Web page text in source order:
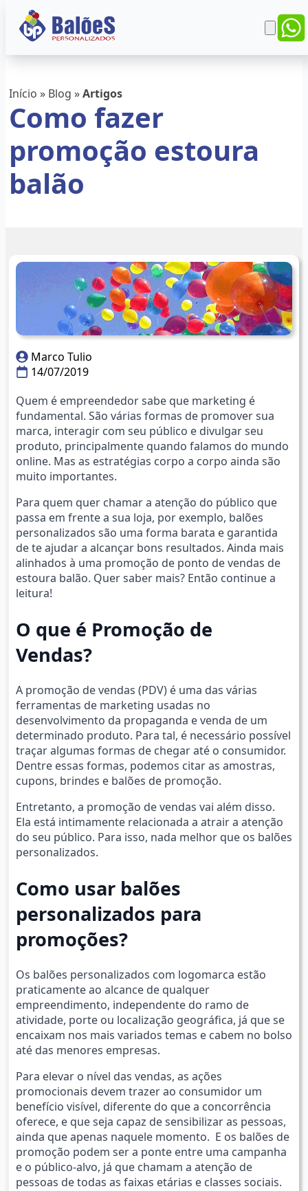
Início » Blog »Artigos
Como fazer
promoção estoura
balão
Marco Tulio
14/07/2019
Quem é empreendedor sabe que marketing é
fundamental. São várias formas de promover sua
marca, interagir com seu público e divulgar seu
produto, principalmente quando falamos do mundo
online. Mas as estratégias corpo a corpo ainda são
muito importantes.
Para quem quer chamar a atenção do público que
passa em frente a sua loja, por exemplo, balões
personalizados são uma forma barata e garantida
de te ajudar a alcançar bons resultados. Ainda mais
alinhados à uma promoção de ponto de vendas de
estoura balão. Quer saber mais? Então continue a
leitura!
O que é Promoção de
Vendas?
A promoção de vendas (PDV) é uma das várias
ferramentas de marketing usadas no
desenvolvimento da propaganda e venda de um
determinado produto. Para tal, é necessário possível
traçar algumas formas de chegar até o consumidor.
Dentre essas formas, podemos citar as amostras,
cupons, brindes e balões de promoção.
Entretanto, a promoção de vendas vai além disso.
Ela está intimamente relacionada a atrair a atenção
do seu público. Para isso, nada melhor que os balões
personalizados.
Como usar balões
personalizados para
promoções?
Os balões personalizados com logomarca estão
praticamente ao alcance de qualquer
empreendimento, independente do ramo de
atividade, porte ou localização geográfica, já que se
encaixam nos mais variados temas e cabem no bolso
até das menores empresas.
Para elevar o nível das vendas, as ações
promocionais devem trazer ao consumidor um
benefício visível, diferente do que a concorrência
oferece, e que seja capaz de sensibilizar as pessoas,
ainda que apenas naquele momento. E os balões de
promoção podem ser a ponte entre uma campanha
e o público-alvo, já que chamam a atenção de
pessoas de todas as faixas etárias e classes sociais.